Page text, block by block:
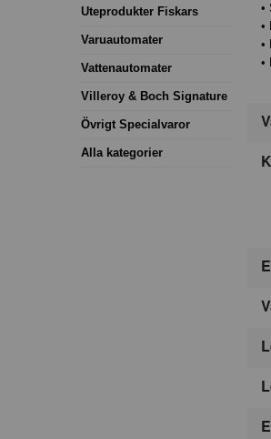
Uteprodukter Fiskars
Varuautomater
Vattenautomater
Villeroy & Boch Signature
Övrigt Specialvaror
Alla kategorier
•
•
•
•